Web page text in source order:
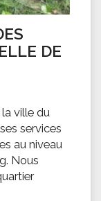
DE
ville du
services
au niveau
Nous